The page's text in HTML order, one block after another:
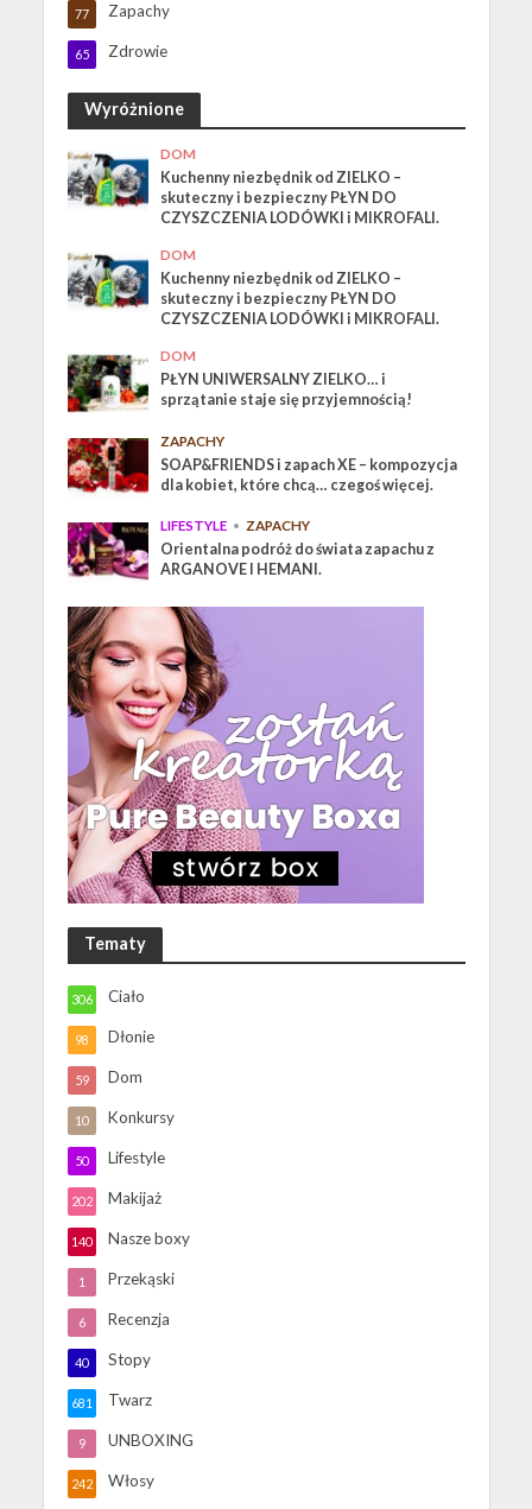
Zapachy
77
Zdrowie
65
Wyróżnione
DOM
Kuchenny niezbędnik od ZIELKO –
skuteczny i bezpieczny PŁYN DO
CZYSZCZENIA LODÓWKI i MIKROFALI.
DOM
Kuchenny niezbędnik od ZIELKO –
skuteczny i bezpieczny PŁYN DO
CZYSZCZENIA LODÓWKI i MIKROFALI.
DOM
PŁYN UNIWERSALNY ZIELKO… i
sprzątanie staje się przyjemnością!
ZAPACHY
SOAP&FRIENDS i zapach XE – kompozycja
dla kobiet, które chcą… czegoś więcej.
LIFESTYLE • ZAPACHY
Orientalna podróż do świata zapachu z
ARGANOVE I HEMANI.
Tematy
Ciało
306
Dłonie
98
Dom
59
Konkursy
10
Lifestyle
50
Makijaż
202
Nasze boxy
140
Przekąski
1
Recenzja
6
Stopy
40
Twarz
681
UNBOXING
9
Włosy
242